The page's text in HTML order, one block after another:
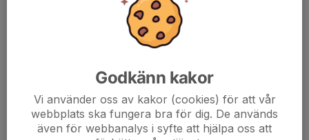
planera verksamheten.
Godkänn kakor
Vi använder oss av kakor (cookies) för att vår
webbplats ska fungera bra för dig. De används
även för webbanalys i syfte att hjälpa oss att